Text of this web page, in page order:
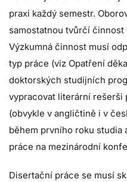
praxi každý semestr.
samostatnou tvůrčí činnost
Výzkumná činnost musí
typ práce (viz Opatření
doktorských studijních
vypracovat literární rešerši
(obvykle v angličtině i v
během prvního roku studia
práce na mezinárodní
Disertační práce se musí